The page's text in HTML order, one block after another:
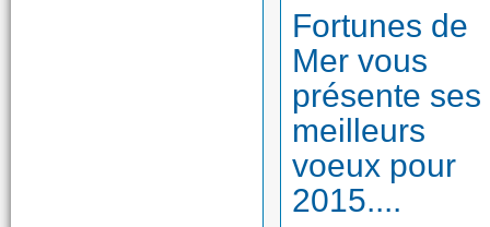
Fortunes de
Mer vous
présente ses
meilleurs
voeux pour
2015....